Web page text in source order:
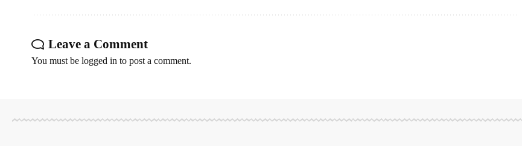
Leave a Comment
You must be logged in to post a comment.